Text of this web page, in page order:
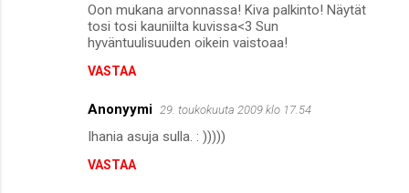
Oon mukana arvonnassa! Kiva palkinto! Näytät
tosi tosi kauniilta kuvissa<3 Sun
hyväntuulisuuden oikein vaistoaa!
VASTAA
Anonyymi 29. toukokuuta 2009 klo 17.54
Ihania asuja sulla. : )))))
VASTAA